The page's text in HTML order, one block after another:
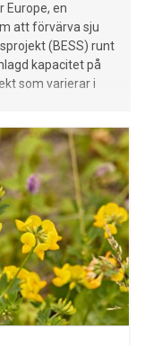
Europe, en
att förvärva sju
(BESS) runt
kapacitet på
som varierar i